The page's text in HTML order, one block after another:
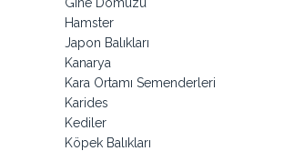
Hamster
Japon Balıkları
Kanarya
Kara Ortamı Semenderleri
Karides
Kediler
Köpek Balıkları